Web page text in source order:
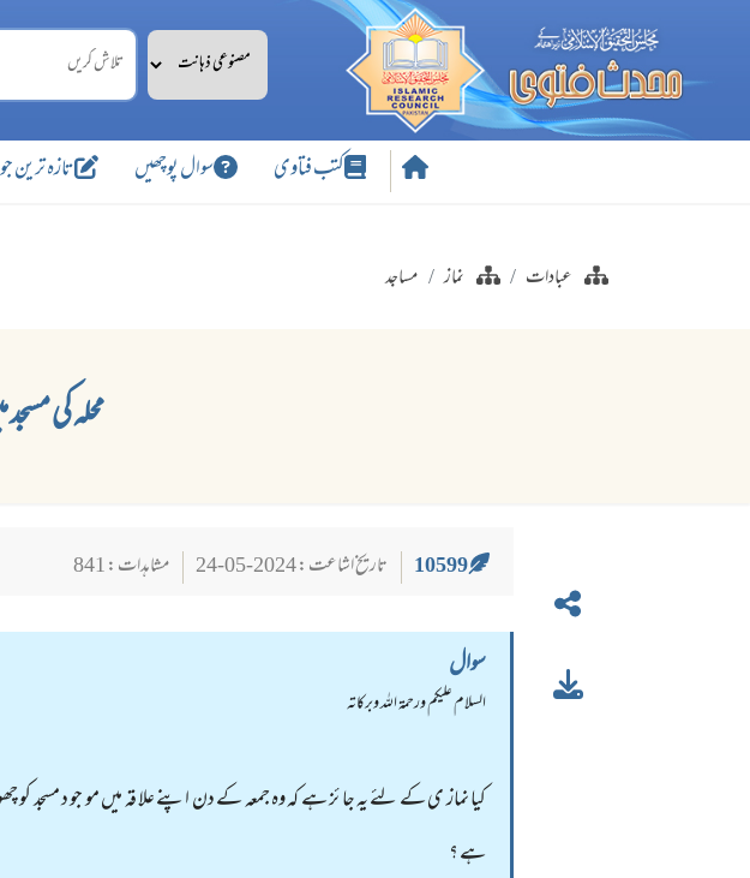
کتب فتاوی سوال پوچھیں تازہ ترین
عبادات نماز مساجد
محلہ کی
10599 تاریخ اشاعت : 2024-05-24 مشاہدات : 841
سوال
السلام عليكم ورحمة الله وبركاته
کیا نماز ی کے لئے یہ جا ئز ہے کہ وہ جمعہ کے دن اپنے علا قہ میں مو جو د مسجد
ہے ؟